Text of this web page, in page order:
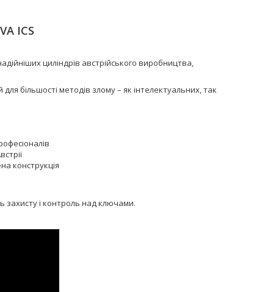
ICS
циліндрів австрійського виробництва,
більшості методів злому – як інтелектуальних, так
конструкція
захисту і контроль над ключами.